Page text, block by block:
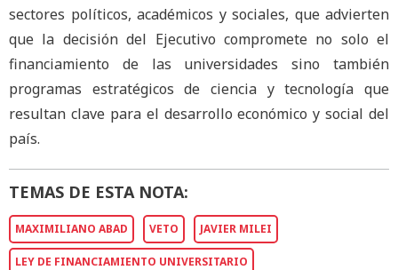
sectores políticos, académicos y sociales, que advierten
que la decisión del Ejecutivo compromete no solo el
financiamiento de las universidades sino también
programas estratégicos de ciencia y tecnología que
resultan clave para el desarrollo económico y social del
país.
TEMAS DE ESTA NOTA:
MAXIMILIANO ABAD VETO JAVIER MILEI
LEY DE FINANCIAMIENTO UNIVERSITARIO